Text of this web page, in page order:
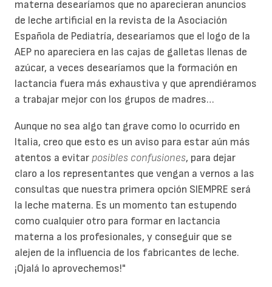
materna desearíamos que no aparecieran anuncios
de leche artificial en la revista de la Asociación
Española de Pediatría, desearíamos que el logo de la
AEP no apareciera en las cajas de galletas llenas de
azúcar, a veces desearíamos que la formación en
lactancia fuera más exhaustiva y que aprendiéramos
a trabajar mejor con los grupos de madres…
Aunque no sea algo tan grave como lo ocurrido en
Italia, creo que esto es un aviso para estar aún más
atentos a evitar posibles confusiones, para dejar
claro a los representantes que vengan a vernos a las
consultas que nuestra primera opción SIEMPRE será
la leche materna. Es un momento tan estupendo
como cualquier otro para formar en lactancia
materna a los profesionales, y conseguir que se
alejen de la influencia de los fabricantes de leche.
¡Ojalá lo aprovechemos!"